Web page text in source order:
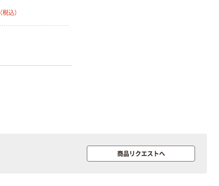
（税込）
商品リクエストへ
￥126~ （税込）